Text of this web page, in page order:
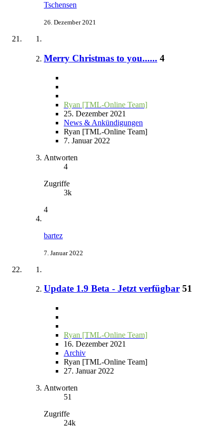
Tschensen
26. Dezember 2021
Merry Christmas to you...... 4
Ryan [TML-Online Team]
25. Dezember 2021
News & Ankündigungen
Ryan [TML-Online Team]
7. Januar 2022
Antworten
4
Zugriffe
3k
4
bartez
7. Januar 2022
Update 1.9 Beta - Jetzt verfügbar 51
Ryan [TML-Online Team]
16. Dezember 2021
Archiv
Ryan [TML-Online Team]
27. Januar 2022
Antworten
51
Zugriffe
24k